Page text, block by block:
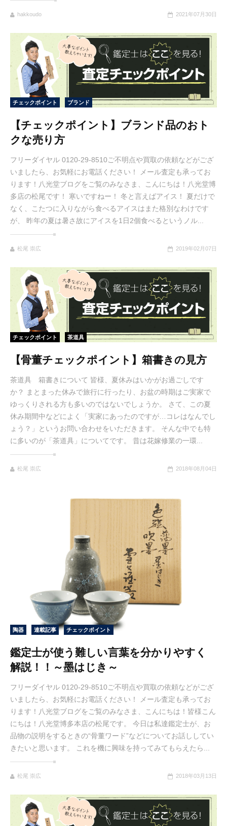
hakkoudo 2021年07月30日
チェックポイント ブランド
【チェックポイント】ブランド品のおト
クな売り方
フリーダイヤル 0120-29-8510ご不明点や買取の依頼などがござ
いましたら、お気軽にお電話ください！ メール査定も承ってお
ります！八光堂ブログをご覧のみなさま、こんにちは！八光堂博
多店の松尾です！ 寒いですねー！ 冬と言えばアイス！ 夏だけで
なく、こたつに入りながら食べるアイスはまた格別なわけです
が、 昨年の夏は暑さ故にアイスを1日2個食べるというノル...
松尾 崇広 2019年02月07日
チェックポイント 茶道具
【骨董チェックポイント】箱書きの見方
茶道具 箱書きについて 皆様、夏休みはいかがお過ごしです
か？ まとまった休みで旅行に行ったり、お盆の時期はご実家で
ゆっくりされる方も多いのではないでしょうか。 さて、この夏
休み期間中などによく「実家にあったのですが…コレはなんでし
ょう？」というお問い合わせをいただきます。 そんな中でも特
に多いのが「茶道具」についてです。 昔は花嫁修業の一環...
松尾 崇広 2018年08月04日
陶器 連載記事 チェックポイント
鑑定士が使う難しい言葉を分かりやすく
解説！！～墨はじき～
フリーダイヤル 0120-29-8510ご不明点や買取の依頼などがござ
いましたら、お気軽にお電話ください！ メール査定も承ってお
ります！八光堂ブログをご覧のみなさま、こんにちは！皆様こん
にちは！八光堂博多本店の松尾です。 今日は私達鑑定士が、お
品物の説明をするときの“骨董ワード”などについてお話ししてい
きたいと思います。 これを機に興味を持ってみてもらえたら...
松尾 崇広 2018年03月13日